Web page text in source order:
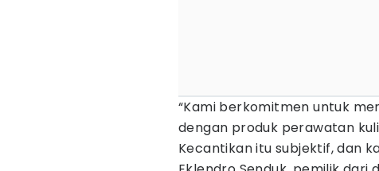
“Kami berkomitmen untuk
dengan produk perawatan
Kecantikan itu subjektif, dan